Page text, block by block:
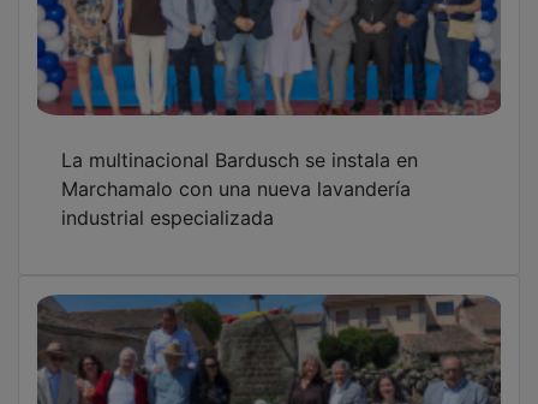
Guadalajara, Segovia y Madrid impulsan la
creación del Camino del Arcipreste ante su
700 aniversario